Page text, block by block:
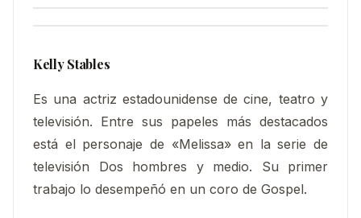
Kelly Stables
Es una actriz estadounidense de cine, teatro y
televisión. Entre sus papeles más destacados
está el personaje de «Melissa» en la serie de
televisión Dos hombres y medio. Su primer
trabajo lo desempeñó en un coro de Gospel.